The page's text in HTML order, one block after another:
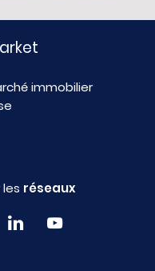
immobilier
les réseaux